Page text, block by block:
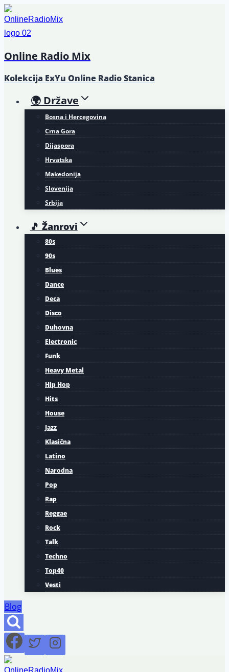
Skip
to
content
Online Radio Mix
Kolekcija ExYu Online Radio Stanica
🌍 Države
Bosna i Hercegovina
Crna Gora
Dijaspora
Hrvatska
Makedonija
Slovenija
Srbija
🎵 Žanrovi
80s
90s
Blues
Dance
Deca
Disco
Duhovna
Electronic
Funk
Heavy Metal
Hip Hop
Hits
House
Jazz
Klasična
Latino
Narodna
Pop
Rap
Reggae
Rock
Talk
Techno
Top40
Vesti
Blog